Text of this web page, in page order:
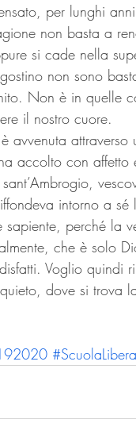
per lunghi
non basta a
si cade nella
non sono
Non è in quelle
il nostro cuore.
avvenuta
accolto con
intorno a
sapiente, perché
che è solo
Voglio
dove si trova